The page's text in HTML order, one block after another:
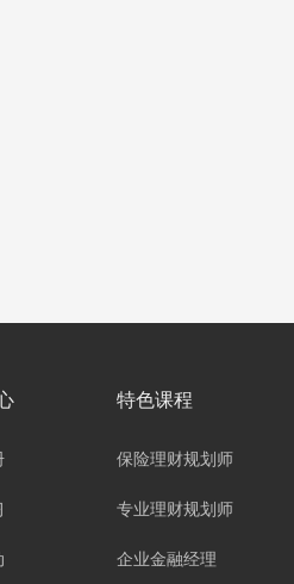
特色课程
保险理财规划师
专业理财规划师
企业金融经理